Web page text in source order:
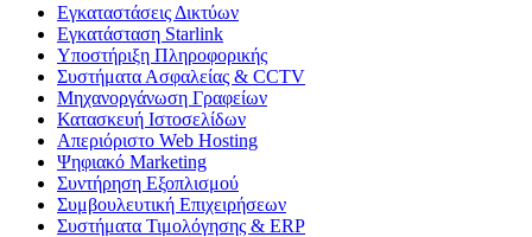
Εγκαταστάσεις Δικτύων
Εγκατάσταση Starlink
Υποστήριξη Πληροφορικής
Συστήματα Ασφαλείας & CCTV
Μηχανοργάνωση Γραφείων
Κατασκευή Ιστοσελίδων
Απεριόριστο Web Hosting
Ψηφιακό Marketing
Συντήρηση Εξοπλισμού
Συμβουλευτική Επιχειρήσεων
Συστήματα Τιμολόγησης & ERP